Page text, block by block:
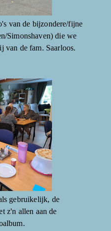
van de bijzondere/fijne
Simonshaven) die we
van de fam. Saarloos.
gebruikelijk, de
z'n allen aan de